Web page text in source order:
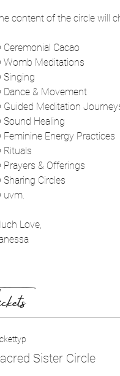
content of the circle will
Ceremonial Cacao
Womb Meditations
Singing
Dance & Movement
Guided Meditation
Sound Healing
Feminine Energy Practices
Rituals
Prayers & Offerings
Sharing Circles
uvm.
Love,
Sister Circle